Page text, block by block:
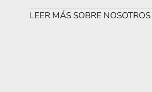
LEER MÁS SOBRE NOSOTROS